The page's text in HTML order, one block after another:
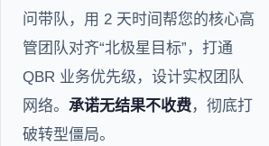
问带队，用 2 天时间帮您的核心高
管团队对齐“北极星目标”，打通
QBR 业务优先级，设计实权团队
网络。 承诺无结果不收费，彻底打
破转型僵局。